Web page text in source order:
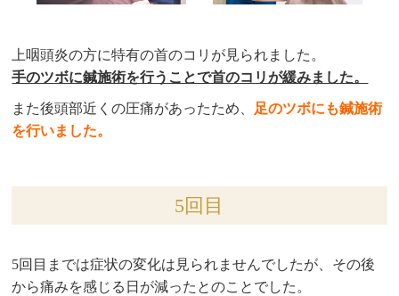
上咽頭炎の方に特有の首のコリが見られました。
手のツボに鍼施術を行うことで首のコリが緩みました。
また後頭部近くの圧痛があったため、 足のツボにも鍼施術
を行いました。
5回目
5回目までは症状の変化は見られませんでしたが、その後
から痛みを感じる日が減ったとのことでした。